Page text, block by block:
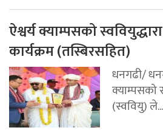
ऐश्वर्य क्याम्पसको
कार्यक्रम (तस्बिरसहित)
धनगढी/
क्याम्पसको
(स्ववियु) ले...